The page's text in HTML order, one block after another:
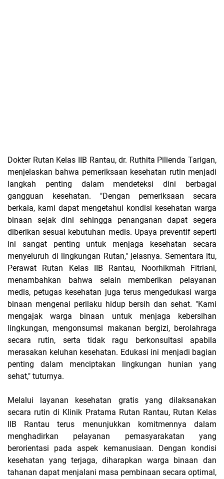
Dokter Rutan Kelas IIB Rantau, dr. Ruthita Pilienda Tarigan,
menjelaskan bahwa pemeriksaan kesehatan rutin menjadi
langkah penting dalam mendeteksi dini berbagai
gangguan kesehatan. "Dengan pemeriksaan secara
berkala, kami dapat mengetahui kondisi kesehatan warga
binaan sejak dini sehingga penanganan dapat segera
diberikan sesuai kebutuhan medis. Upaya preventif seperti
ini sangat penting untuk menjaga kesehatan secara
menyeluruh di lingkungan Rutan," jelasnya. Sementara itu,
Perawat Rutan Kelas IIB Rantau, Noorhikmah Fitriani,
menambahkan bahwa selain memberikan pelayanan
medis, petugas kesehatan juga terus mengedukasi warga
binaan mengenai perilaku hidup bersih dan sehat. "Kami
mengajak warga binaan untuk menjaga kebersihan
lingkungan, mengonsumsi makanan bergizi, berolahraga
secara rutin, serta tidak ragu berkonsultasi apabila
merasakan keluhan kesehatan. Edukasi ini menjadi bagian
penting dalam menciptakan lingkungan hunian yang
sehat," tuturnya.
Melalui layanan kesehatan gratis yang dilaksanakan
secara rutin di Klinik Pratama Rutan Rantau, Rutan Kelas
IIB Rantau terus menunjukkan komitmennya dalam
menghadirkan pelayanan pemasyarakatan yang
berorientasi pada aspek kemanusiaan. Dengan kondisi
kesehatan yang terjaga, diharapkan warga binaan dan
tahanan dapat menjalani masa pembinaan secara optimal,